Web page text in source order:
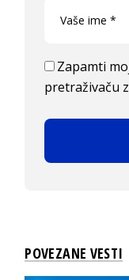
Zapamti
pretraživaču
POVEZANE VESTI